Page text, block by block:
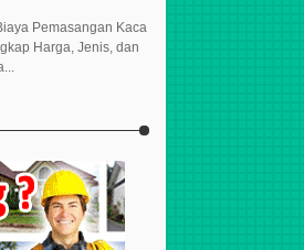
Pemasangan Kaca
Harga, Jenis, dan